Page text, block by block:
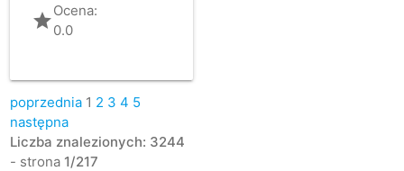
gradeOcena:
0.0
poprzednia 1 2 3 4 5
następna
Liczba znalezionych: 3244
- strona 1/217